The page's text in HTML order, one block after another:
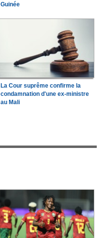
Guinée
La Cour suprême confirme la
condamnation d'une ex-ministre
au Mali